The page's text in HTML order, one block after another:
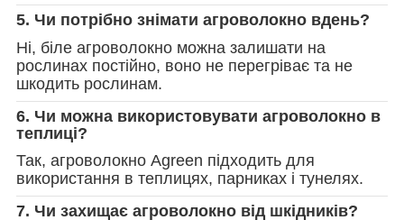
5. Чи потрібно знімати агроволокно вдень?
Ні, біле агроволокно можна залишати на
рослинах постійно, воно не перегріває та не
шкодить рослинам.
6. Чи можна використовувати агроволокно в
теплиці?
Так, агроволокно Agreen підходить для
використання в теплицях, парниках і тунелях.
7. Чи захищає агроволокно від шкідників?